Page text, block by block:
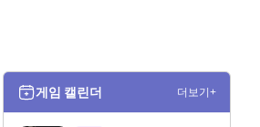
게임 캘린더 더보기+